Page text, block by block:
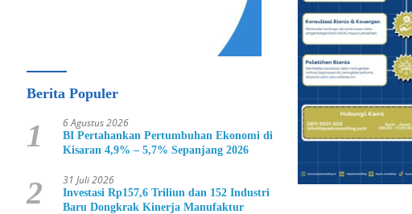
Berita Populer
1 6 Agustus 2026
BI Pertahankan Pertumbuhan Ekonomi di
Kisaran 4,9% – 5,7% Sepanjang 2026
2 31 Juli 2026
Investasi Rp157,6 Triliun dan 152 Industri
Baru Dongkrak Kinerja Manufaktur